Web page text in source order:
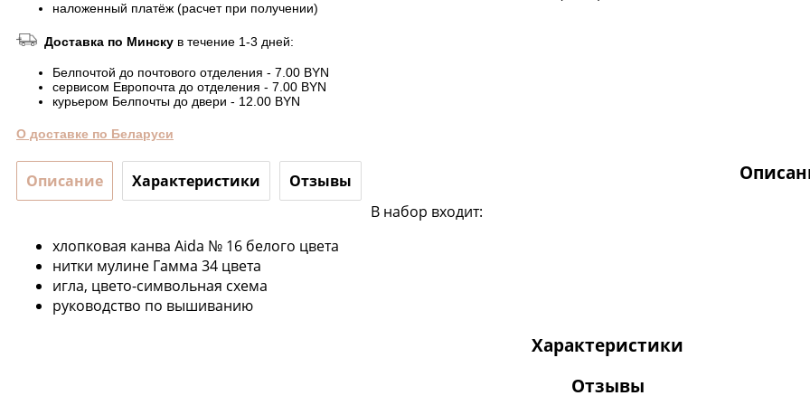
наложенный платёж (расчет при получении)
Доставка по Минску в течение 1-3 дней:
Белпочтой до почтового отделения - 7.00 BYN
сервисом Европочта до отделения - 7.00 BYN
курьером Белпочты до двери - 12.00 BYN
О доставке по Беларуси
Описание Характеристики Отзывы
В набор входит:
хлопковая канва Aida № 16 белого цвета
нитки мулине Гамма 34 цвета
игла, цвето-символьная схема
руководство по вышиванию
Характеристики
Отзывы